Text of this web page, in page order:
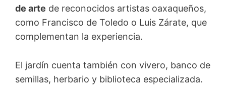
de arte de reconocidos artistas oaxaqueños,
como Francisco de Toledo o Luis Zárate, que
complementan la experiencia.
El jardín cuenta también con vivero, banco de
semillas, herbario y biblioteca especializada.